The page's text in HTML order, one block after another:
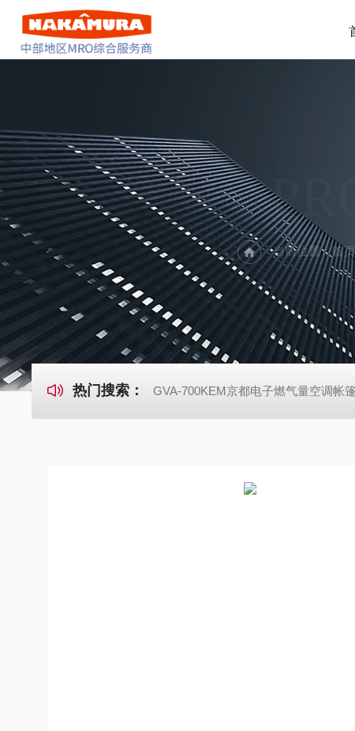
当前位置：首页
热门搜索： GVA-700KEM京都电子燃气量空调帐篷